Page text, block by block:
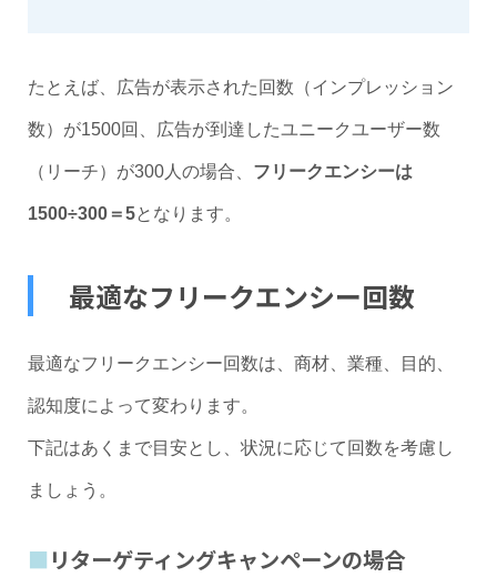
たとえば、広告が表示された回数（インプレッション
数）が1500回、広告が到達したユニークユーザー数
（リーチ）が300人の場合、 フリークエンシーは
1500÷300＝5となります。
最適なフリークエンシー回数
最適なフリークエンシー回数は、商材、業種、目的、
認知度によって変わります。
下記はあくまで目安とし、状況に応じて回数を考慮し
ましょう。
リターゲティングキャンペーンの場合